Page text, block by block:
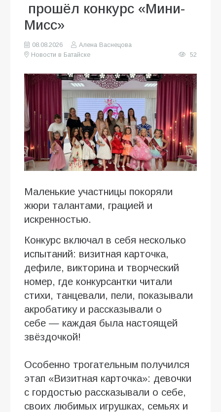
прошёл конкурс «Мини-
Мисс»
08.08.2026
Алена Васнецова
Новости в Батайске
52
Маленькие участницы покоряли
жюри талантами, грацией и
искренностью.
Конкурс включал в себя несколько
испытаний: визитная карточка,
дефиле, викторина и творческий
номер, где конкурсантки читали
стихи, танцевали, пели, показывали
акробатику и рассказывали о
себе — каждая была настоящей
звёздочкой!
Особенно трогательным получился
этап «Визитная карточка»: девочки
с гордостью рассказывали о себе,
своих любимых игрушках, семьях и